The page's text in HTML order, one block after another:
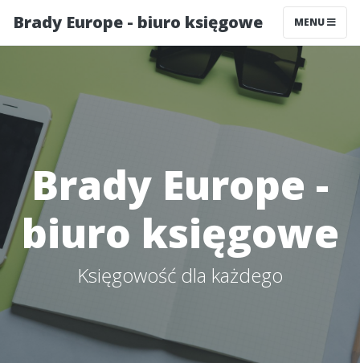
Brady Europe - biuro księgowe MENU
Brady Europe -
biuro księgowe
Księgowość dla każdego